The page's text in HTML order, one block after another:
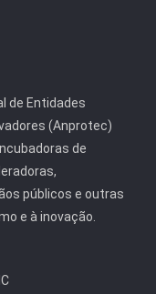
de Entidades
(Anprotec)
de
públicos e outras
e à inovação.